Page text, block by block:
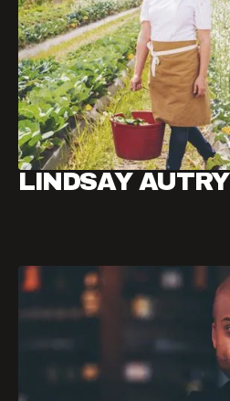
LINDSAY AUTRY